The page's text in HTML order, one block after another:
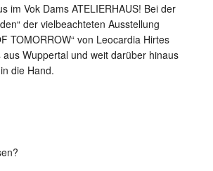
im Vok Dams ATELIERHAUS! Bei der
der vielbeachteten Ausstellung
TOMORROW“ von Leocardia Hirtes
Wuppertal und weit darüber hinaus
die Hand.